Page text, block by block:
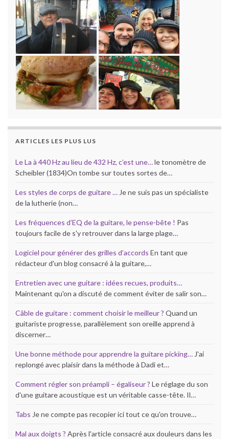
ARTICLES LES PLUS LUS
Le La à 440 Hz au lieu de 432 Hz, c’est une…le tonomètre de
Scheibler (1834)On tombe sur toutes sortes de…
Les styles de corps de guitare … Je ne suis pas un spécialiste
de la lutherie (non…
Les fréquences d’EQ de la guitare, le pense-bête ! Pas
toujours facile de s'y retrouver dans la large plage…
Logiciel pour générer des grilles d’accords En tant que
rédacteur d'un blog consacré à la guitare,…
Entretien avec une guitare : idées recues, produits…
Maintenant qu'on a discuté de comment éviter de salir son…
Câble de guitare : comment choisir le meilleur ? Quand un
guitariste progresse, parallèlement son oreille apprend à
discerner…
Une bonne méthode pour apprendre la guitare picking… J'ai
replongé avec plaisir dans la méthode à Dadi et…
Comment régler son préampli – égaliseur ? Le réglage du son
d'une guitare acoustique est un véritable casse-tête. Il…
Tabs Je ne compte pas recopier ici tout ce qu'on trouve…
Mal aux doigts ? Après l'article consacré aux douleurs dans les